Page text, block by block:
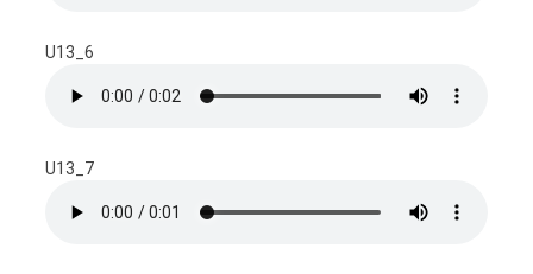
U13_6
U13_7